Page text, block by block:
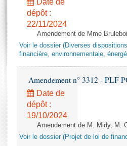
Amendements
Textes adoptés
Rapports d'information
Rapports d'enquête
Rapports législatifs
Rapports sur l'application des lois
Baromètre de l’application des lois
Dossiers législatifs
Histoire
Juniors
Anciennes législatures
Liens vers les sites publics
Photos libres de droit
Date de
dépôt :
22/11/2024
Amendement de Mme
Voir le dossier (Diverses
financière, environnementale,
Amendement n° 3312 - PLF
Date de
dépôt :
19/10/2024
Amendement de M. Midy, M.
Voir le dossier (Projet de loi de